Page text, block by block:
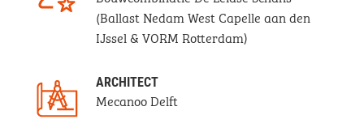
(Ballast Nedam West Capelle aan den
IJssel & VORM Rotterdam)
ARCHITECT
Mecanoo Delft